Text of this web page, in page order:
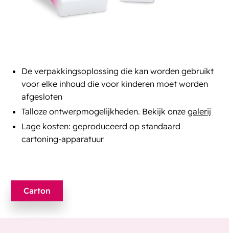
De verpakkingsoplossing die kan worden gebruikt
voor elke inhoud die voor kinderen moet worden
afgesloten
Talloze ontwerpmogelijkheden. Bekijk onzegalerij
Lage kosten: geproduceerd op standaard
cartoning-apparatuur
Carton